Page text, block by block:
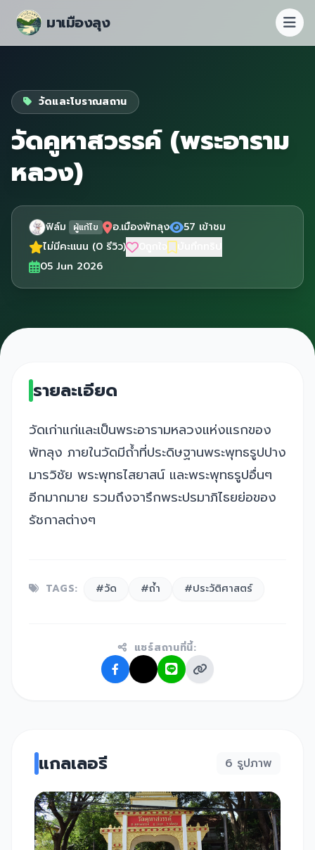
มาเมืองลุง
วัดและโบราณสถาน
วัดคูหาสวรรค์ (พระอาราม
หลวง)
ฟิล์ม ผู้แก้ไข อ.เมืองพัทลุง
57 เข้าชม
ไม่มีคะแนน (0 รีวิว)
05 Jun 2026
รายละเอียด
วัดเก่าแก่และเป็นพระอารามหลวงแห่งแรกของ
พัทลุง ภายในวัดมีถ้ำที่ประดิษฐานพระพุทธรูปปาง
มารวิชัย พระพุทธไสยาสน์ และพระพุทธรูปอื่นๆ
อีกมากมาย รวมถึงจารึกพระปรมาภิไธยย่อของ
รัชกาลต่างๆ
TAGS: #วัด #ถ้ำ #ประวัติศาสตร์
แชร์สถานที่นี้:
แกลเลอรี 6 รูปภาพ